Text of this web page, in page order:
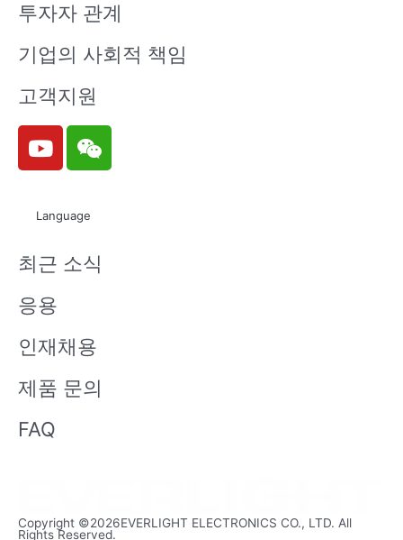
투자자 관계
기업의 사회적 책임
고객지원
Y
o
u
e
W
e
i
n
Language
최근 소식
응용
인재채용
제품 문의
FAQ
Copyright ©2026EVERLIGHT ELECTRONICS CO., LTD. All
Rights Reserved.